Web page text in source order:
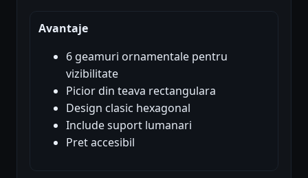
Avantaje
6 geamuri ornamentale pentru
vizibilitate
Picior din teava rectangulara
Design clasic hexagonal
Include suport lumanari
Pret accesibil